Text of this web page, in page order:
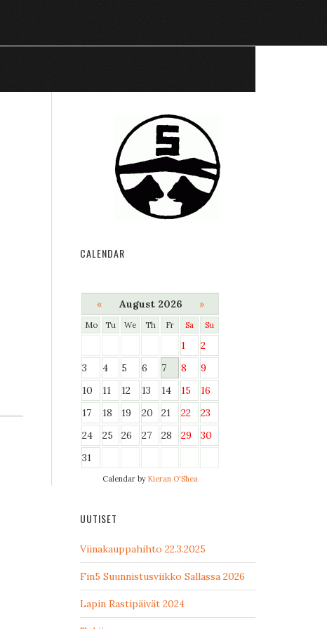
CALENDAR
« August 2026 »
Mo Tu We Th Fr Sa Su
1
2
3
4 5 6 7 8
9
10
11 12 13 14 15
16
17
18 19 20 21 22
23
24
25 26 27 28 29
30
31
Calendar by Kieran O'Shea
UUTISET
Viinakauppahihto 22.3.2025
Fin5 Suunnistusviikko Sallassa 2026
Lapin Rastipäivät 2024